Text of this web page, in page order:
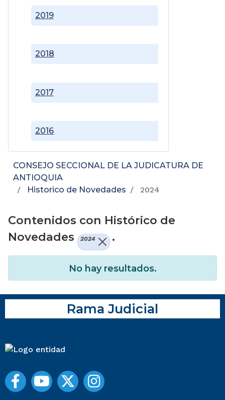
2016
2017
2018
2019
CONSEJO SECCIONAL DE LA JUDICATURA DE
ANTIOQUIA
Historico de Novedades
2024
Contenidos con Histórico de
Novedades
2024 .
No hay resultados.
Rama Judicial